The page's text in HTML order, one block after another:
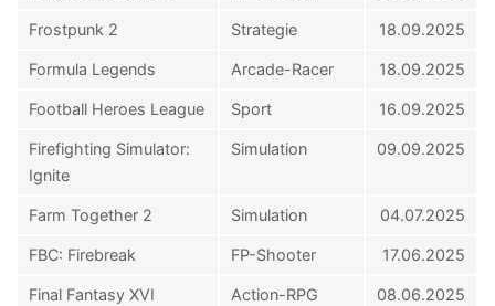
Frostpunk 2 Strategie 18.09.2025
Formula Legends Arcade-Racer 18.09.2025
Football Heroes League Sport 16.09.2025
Firefighting Simulator:
Ignite
Simulation 09.09.2025
Farm Together 2 Simulation 04.07.2025
FBC: Firebreak FP-Shooter 17.06.2025
Final Fantasy XVI Action-RPG 08.06.2025